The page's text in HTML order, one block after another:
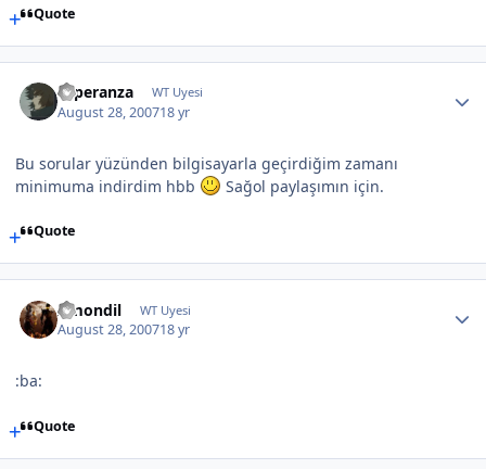
Quote
Esperanza WT Uyesi
August 28, 200718 yr
Bu sorular yüzünden bilgisayarla geçirdiğim zamanı
minimuma indirdim hbb
Sağol paylaşımın için.
Quote
Amondil WT Uyesi
August 28, 200718 yr
:ba:
Quote